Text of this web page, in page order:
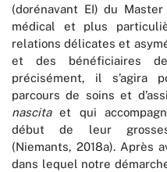
(dorénavant EI) du
médical et plus
relations délicates et
et des bénéficiaires
précisément, il s’agira
parcours de soins et
nascitaet qui
début de leur
(Niemants, 2018a). Après
dans lequel notre